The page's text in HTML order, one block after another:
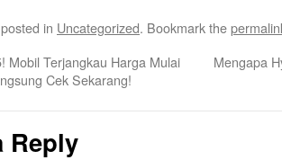
in Uncategorized. Bookmark the
Mobil Terjangkau Harga Mulai
Cek Sekarang!
Mengapa
Reply